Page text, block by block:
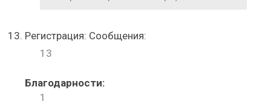
Регистрация: Сообщения:
13
Благодарности:
1